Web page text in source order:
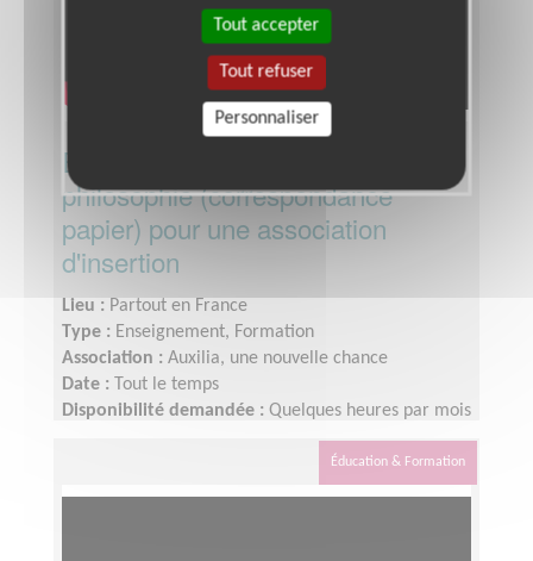
Enseignement à distance :
philosophie (correspondance
papier) pour une association
d'insertion
Lieu : Partout en France
Type : Enseignement, Formation
Association : Auxilia, une nouvelle chance
Date :
Tout le temps
Disponibilité demandée : Quelques heures par mois
Éducation & Formation
Tout accepter
Tout refuser
Personnaliser